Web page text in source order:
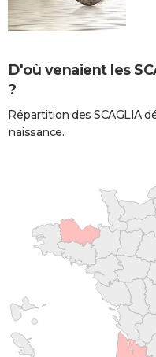
D'où venaient les
?
Répartition des SCAGLIA
naissance.